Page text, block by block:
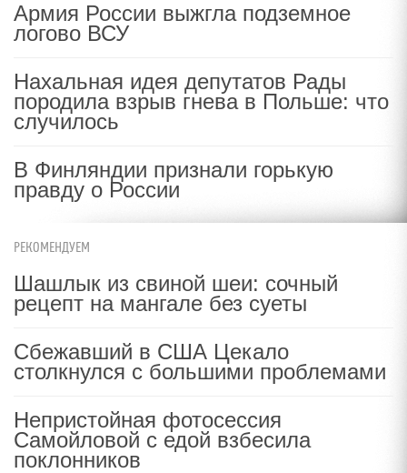
Армия России выжгла подземное
логово ВСУ
Нахальная идея депутатов Рады
породила взрыв гнева в Польше: что
случилось
В Финляндии признали горькую
правду о России
РЕКОМЕНДУЕМ
Шашлык из свиной шеи: сочный
рецепт на мангале без суеты
Сбежавший в США Цекало
столкнулся с большими проблемами
Непристойная фотосессия
Самойловой с едой взбесила
поклонников